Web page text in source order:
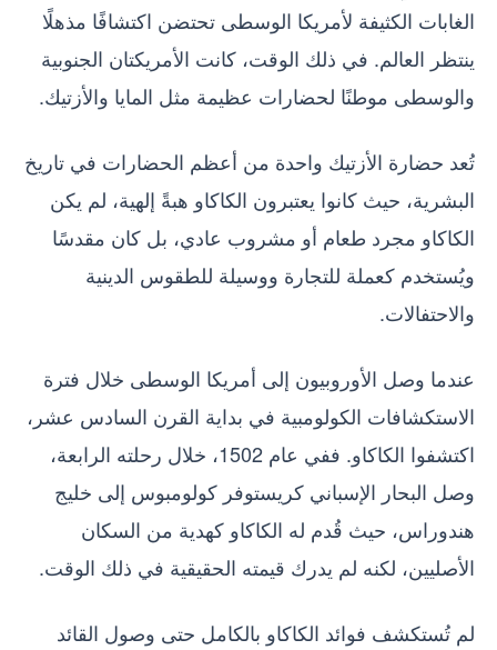
الغابات الكثيفة لأمريكا الوسطى تحتضن اكتشافًا مذهلًا
ينتظر العالم. في ذلك الوقت، كانت الأمريكتان الجنوبية
والوسطى موطنًا لحضارات عظيمة مثل المايا والأزتيك.
تُعد حضارة الأزتيك واحدة من أعظم الحضارات في تاريخ
البشرية، حيث كانوا يعتبرون الكاكاو هبةً إلهية، لم يكن
الكاكاو مجرد طعام أو مشروب عادي، بل كان مقدسًا
ويُستخدم كعملة للتجارة ووسيلة للطقوس الدينية
والاحتفالات.
عندما وصل الأوروبيون إلى أمريكا الوسطى خلال فترة
الاستكشافات الكولومبية في بداية القرن السادس عشر،
اكتشفوا الكاكاو. ففي عام 1502، خلال رحلته الرابعة،
وصل البحار الإسباني كريستوفر كولومبوس إلى خليج
هندوراس، حيث قُدم له الكاكاو كهدية من السكان
الأصليين، لكنه لم يدرك قيمته الحقيقية في ذلك الوقت.
لم تُستكشف فوائد الكاكاو بالكامل حتى وصول القائد